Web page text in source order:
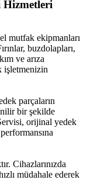
mutfak ekipmanları
buzdolapları,
ve arıza
işletmenizin
parçaların
bir şekilde
orijinal yedek
Cihazlarınızda
müdahale ederek